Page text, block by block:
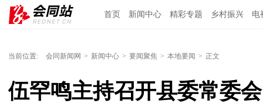
首页 新闻中心 精彩专题 乡村振兴 电
当前位置: 会同新闻网 > 新闻中心 > 要闻聚焦 > 本地要闻 > 正文
伍罕鸣主持召开县委常委